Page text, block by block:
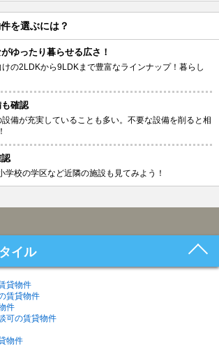
を選ぶには？
ゆったり暮らせる広さ！
の2LDKから9LDKまで豊富なラインナップ！暮らし
確認
備が充実していることも多い。不要な設備を削ると相
学校の学区など近隣の施設も見てみよう！
イル
貸物件
賃貸物件
件
可の賃貸物件
物件